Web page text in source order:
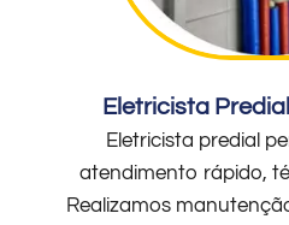
Eletricista
Eletricista predial
atendimento rápido,
Realizamos